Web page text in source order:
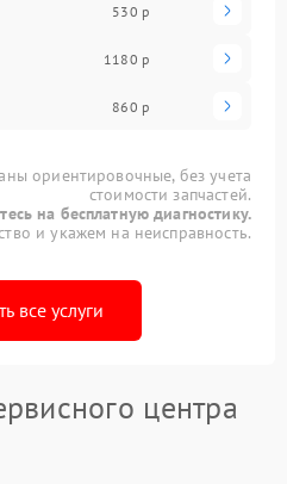
530 р
1180 р
860 р
ориентировочные, без учета
стоимости запчастей.
на бесплатную диагностику.
и укажем на неисправность.
все услуги
центра